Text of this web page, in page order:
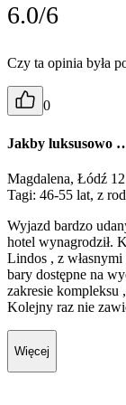
6.0/6
Czy ta opinia była
0
Jakby luksusowo
Magdalena, Łódź
Tagi: 46-55 lat, z
Wyjazd bardzo
hotel wynagrodził.
Lindos , z
bary dostępne na
zakresie kompleksu
Kolejny raz nie
Więcej